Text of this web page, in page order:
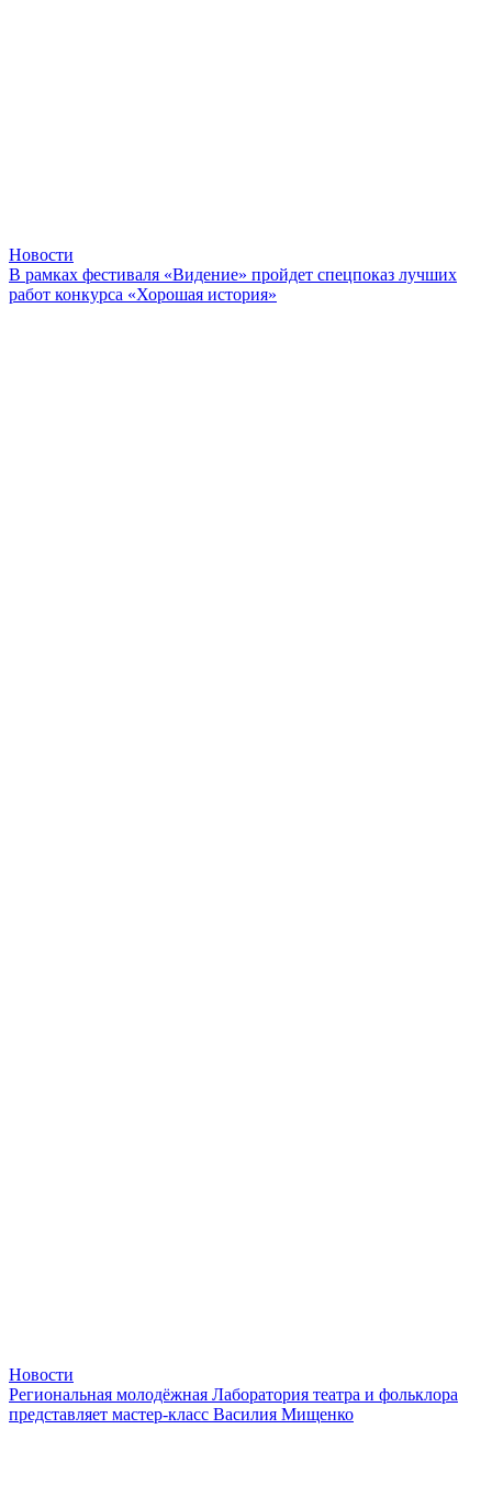
Новости
В рамках фестиваля «Видение» пройдет спецпоказ лучших
работ конкурса «Хорошая история»
Новости
Региональная молодёжная Лаборатория театра и фольклора
представляет мастер-класс Василия Мищенко